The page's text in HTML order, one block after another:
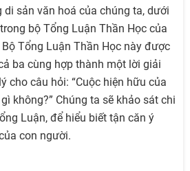
di sản văn hoá của chúng ta, dưới
bộ Tổng Luận Thần Học của
Tổng Luận Thần Học này được
ba cùng hợp thành một lời giải
cho câu hỏi: “Cuộc hiện hữu của
không?” Chúng ta sẽ khảo sát chi
Luận, để hiểu biết tận căn ý
con người.